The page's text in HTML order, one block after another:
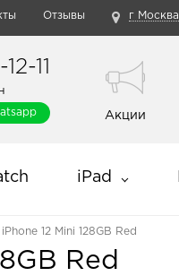
Отзывы г Москва
11
Акции
iPad
12 Mini 128GB Red
Red